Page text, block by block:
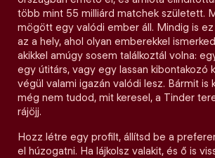
több mint 55 milliárd matchek született.
mögött egy valódi ember áll. Mindig is
az a hely, ahol olyan emberekkel
akikkel amúgy sosem találkoztál volna:
egy útitárs, vagy egy lassan kibontakozó
végül valami igazán valódi lesz. Bármit is
még nem tudod, mit keresel, a Tinder
rájöjj.
Hozz létre egy profilt, állítsd be a
el húzogatni. Ha lájkolsz valakit, és ő is